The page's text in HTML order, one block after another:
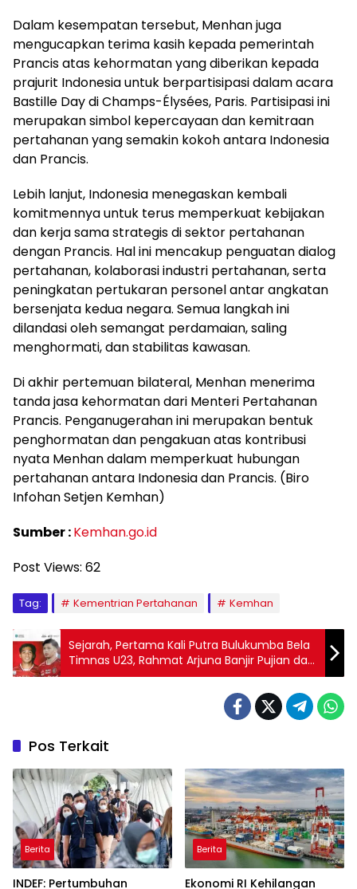
Dalam kesempatan tersebut, Menhan juga
mengucapkan terima kasih kepada pemerintah
Prancis atas kehormatan yang diberikan kepada
prajurit Indonesia untuk berpartisipasi dalam acara
Bastille Day di Champs-Élysées, Paris. Partisipasi ini
merupakan simbol kepercayaan dan kemitraan
pertahanan yang semakin kokoh antara Indonesia
dan Prancis.
Lebih lanjut, Indonesia menegaskan kembali
komitmennya untuk terus memperkuat kebijakan
dan kerja sama strategis di sektor pertahanan
dengan Prancis. Hal ini mencakup penguatan dialog
pertahanan, kolaborasi industri pertahanan, serta
peningkatan pertukaran personel antar angkatan
bersenjata kedua negara. Semua langkah ini
dilandasi oleh semangat perdamaian, saling
menghormati, dan stabilitas kawasan.
Di akhir pertemuan bilateral, Menhan menerima
tanda jasa kehormatan dari Menteri Pertahanan
Prancis. Penganugerahan ini merupakan bentuk
penghormatan dan pengakuan atas kontribusi
nyata Menhan dalam memperkuat hubungan
pertahanan antara Indonesia dan Prancis. (Biro
Infohan Setjen Kemhan)
Sumber :Kemhan.go.id
Post Views: 62
Tag: Kementrian Pertahanan Kemhan
Sejarah, Pertama Kali Putra Bulukumba Bela
Timnas U23, Rahmat Arjuna Banjir Pujian dan
Dukungan
Pos Terkait
Berita
INDEF: Pertumbuhan
Berita
Ekonomi RI Kehilangan